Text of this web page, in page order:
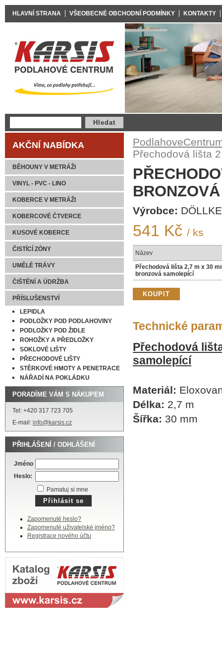
AKČNÍ NABÍDKA
BĚHOUNY V METRÁŽI
VINYL - PVC - LINO
KOBERCE V METRÁŽI
KOBERCOVÉ ČTVERCE
KUSOVÉ KOBERCE
ČISTÍCÍ ZÓNY
UMĚLÉ TRÁVY
ČIŠTĚNÍ A ÚDRŽBA
PŘÍSLUŠENSTVÍ
LEPIDLA
PODLOŽKY POD PODLAHOVINY
PODLOŽKY POD ŽIDLE
ROHOŽKY A PŘEDLOŽKY
SOKLOVÉ LIŠTY
PŘECHODOVÉ LIŠTY
STĚRKOVÉ HMOTY A PENETRACE
NÁŘADÍ NA POKLÁDKU
PORADÍME VÁM S NÁKUPEM
Tel: +420 317 723 705
E-mail: info@karsis.cz
PŘIHLÁŠENÍ / ODHLÁŠENÍ
Jméno
Heslo:
Pamatuj si mne
Zapomenuté heslo?
Zapomenuté uživatelské jméno?
Registrace nového účtu
Přechodová lišta
Výrobce:
541 Kč / ks
Název
Přechodová lišta 2,7 m x 30
bronzová samolepící
Technické
Přechodová
samolepící
Materiál:
Délka: 2,7 m
Šířka: 30 mm
HLAVNÍ STRANA VŠEOBECNÉ OBCHODNÍ PODMÍNKY KONTAKTY